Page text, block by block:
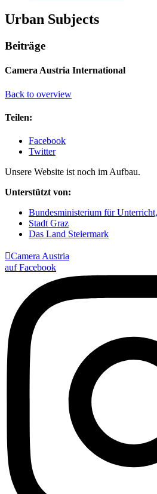
Urban Subjects
Beiträge
Camera Austria International
Back to overview
Teilen:
Facebook
Twitter
Unsere Website ist noch im Aufbau.
Unterstützt von:
Bundesministerium für
Stadt Graz
Das Land Steiermark
Camera Austria
auf Facebook